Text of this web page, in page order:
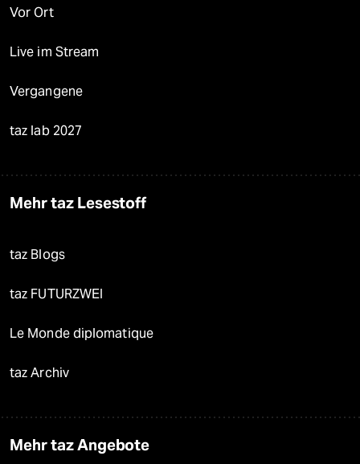
Vor Ort
Live im Stream
Vergangene
taz lab 2027
Mehr taz Lesestoff
taz Blogs
taz FUTURZWEI
Le Monde diplomatique
taz Archiv
Mehr taz Angebote